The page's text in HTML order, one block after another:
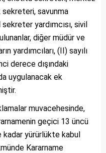
savunma
yardımcısı, sivil
diğer müdür ve
yardımcıları, (II) sayılı
derece dışındaki
uygulanacak ek
muvacehesinde,
geçici 13 üncü
kadar yürürlükte kabul
Kararname